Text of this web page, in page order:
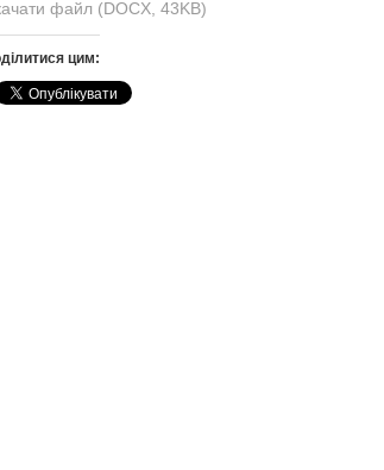
файл (DOCX, 43KB)
цим: